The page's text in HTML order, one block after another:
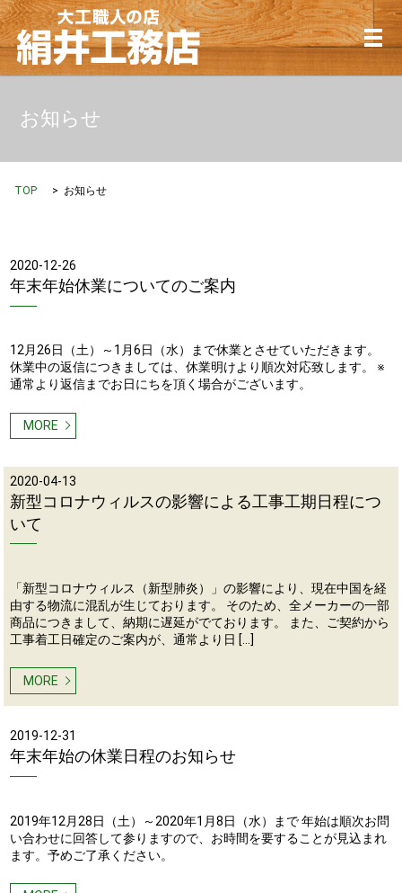
メ
お知らせ
TOP お知らせ
2020-12-26
年末年始休業についてのご案内
12月26日（土）～1月6日（水）まで休業とさせていただきます。
休業中の返信につきましては、休業明けより順次対応致します。 ※
通常より返信までお日にちを頂く場合がございます。
MORE
2020-04-13
新型コロナウィルスの影響による工事工期日程につ
いて
「新型コロナウィルス（新型肺炎）」の影響により、現在中国を経
由する物流に混乱が生じております。 そのため、全メーカーの一部
商品につきまして、納期に遅延がでております。 また、ご契約から
工事着工日確定のご案内が、通常より日 […]
MORE
2019-12-31
年末年始の休業日程のお知らせ
2019年12月28日（土）～2020年1月8日（水）まで 年始は順次お問
い合わせに回答して参りますので、お時間を要することが見込まれ
ます。予めご了承ください。